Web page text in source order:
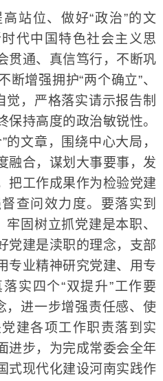
位、做好“政治”的文
代中国特色社会主义思
贯通、真信笃行，不断巩
增强拥护“两个确立”、
觉，严格落实请示报告制
持高度的政治敏锐性。
的文章，围绕中心大局，
融合，谋划大事要事，发
把工作成果作为检验党建
查问效力度。要落实到
牢固树立抓党建是本职、
党建是渎职的理念，支部
专业精神研究党建、用专
实四个“双提升”工作要
，进一步增强责任感、使
建各项工作职责落到实
进步，为完成常委会全年
式现代化建设河南实践作